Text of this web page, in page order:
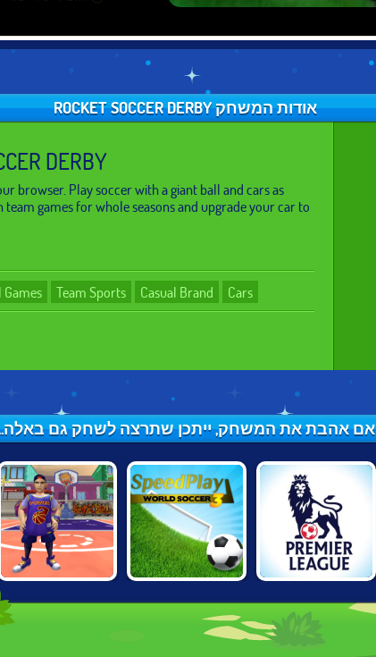
אודות המשחק ROCKET SOCCER DERBY
DERBY
browser. Play soccer with a giant ball and cars as
team games for whole seasons and upgrade your car to
Games Team Sports Casual Brand Cars
אם אהבת את המשחק, ייתכן שתרצה לשחק גם
PREMIER
LEAGUE
WORLD SOCCER
BASKETBALL.IO